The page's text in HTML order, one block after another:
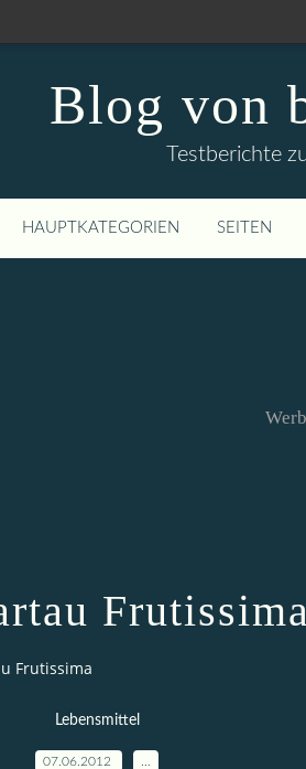
Blog von
Testberichte
HAUPTKATEGORIEN SEITEN
Frutissima
Lebensmittel
07.06.2012